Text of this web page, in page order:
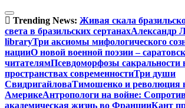
Перейти
к
содержимому
Trending News: Живая скала
света в бразильских сертанахАлександр
libraryТри аксиомы мифологического
нацииО новой военной поэзии –
читателямПсевдоморфозы сакральности
пространствах современностиТри души
СвидригайловаТимошенко и революция
АмерикеАнтропологи на войне:
академическая жизнь во ФранцииКант